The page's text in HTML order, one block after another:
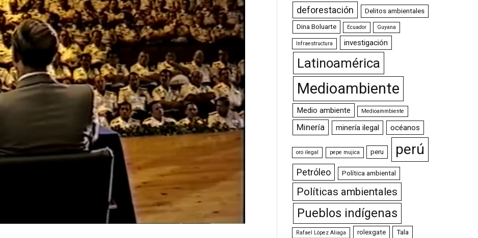
deforestación
Delitos ambientales
Dina Boluarte Ecuador Guyana
Infraestructura investigación
Latinoamérica
Medioambiente
Medio ambiente Medioammbiente
Minería minería ilegal océanos
oro ilegal pepe mujica peru perú
Petróleo Política ambiental
Políticas ambientales
Pueblos indígenas
Rafael López Aliaga rolexgate Tala